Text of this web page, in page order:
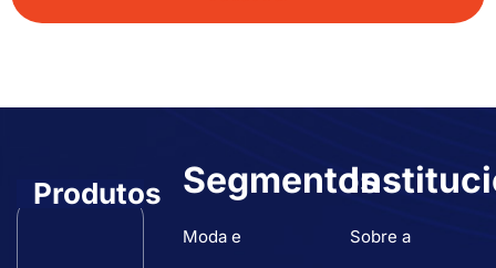
Segmentos
Moda e
Produtos
Sobre a